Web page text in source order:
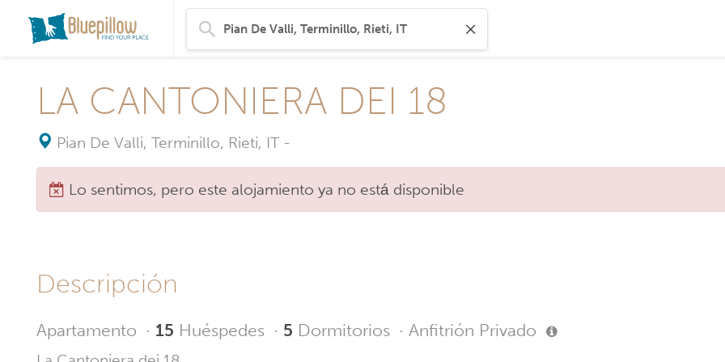
LA CANTONIERA DEI 18
Pian De Valli, Terminillo, Rieti, IT -
Lo sentimos, pero este alojamiento ya no está disponible
Descripción
Apartamento · 15 Huéspedes · 5 Dormitorios · Anfitrión Privado